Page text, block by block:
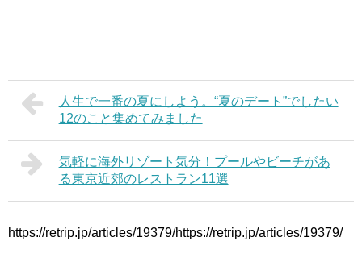
人生で一番の夏にしよう。“夏のデート”でしたい
12のこと集めてみました
気軽に海外リゾート気分！プールやビーチがあ
る東京近郊のレストラン11選
https://retrip.jp/articles/19379/https://retrip.jp/articles/19379/